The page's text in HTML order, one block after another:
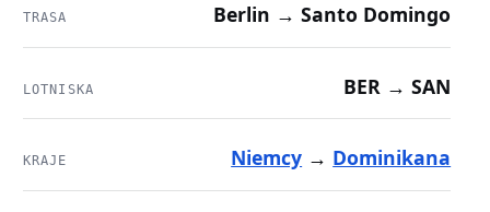
TRASA Berlin → Santo Domingo
LOTNISKA BER → SAN
KRAJE Niemcy → Dominikana